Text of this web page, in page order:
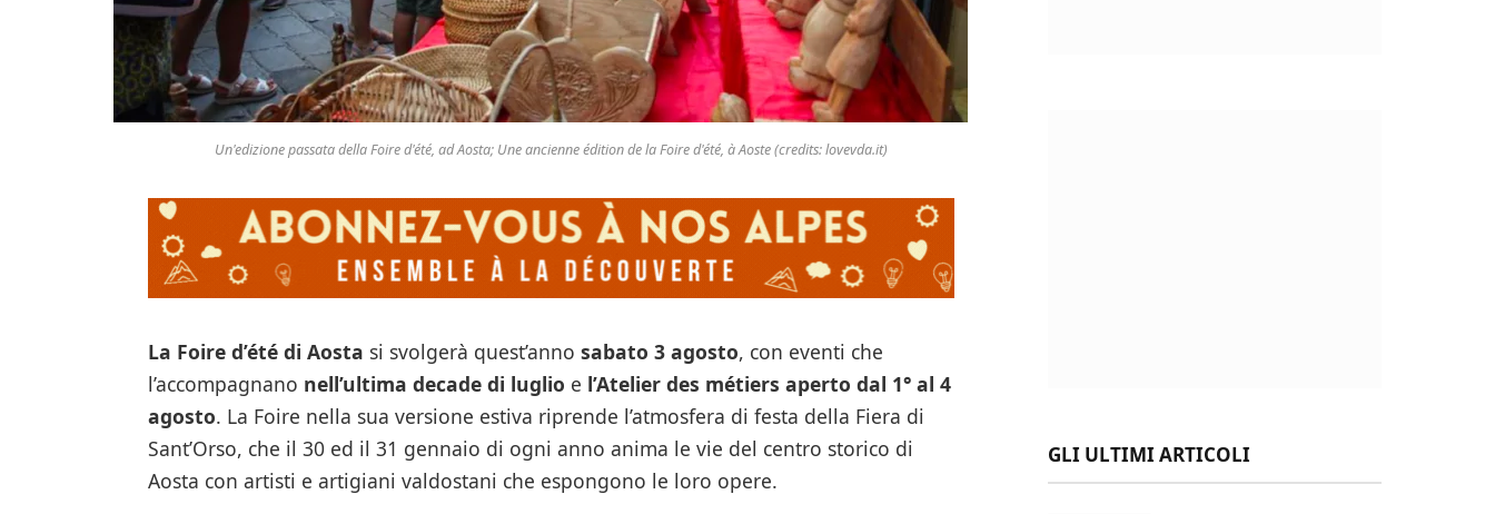
Un'edizione passata della Foire d'été, ad Aosta; Une ancienne édition de la Foire d'été, à Aoste (credits: lovevda.it)
La Foire d’été di Aosta si svolgerà quest’anno sabato 3 agosto, con eventi che
l’accompagnano nell’ultima decade di luglio e l’Atelier des métiers aperto dal 1° al 4
agosto. La Foire nella sua versione estiva riprende l’atmosfera di festa della Fiera di
Sant’Orso, che il 30 ed il 31 gennaio di ogni anno anima le vie del centro storico di
Aosta con artisti e artigiani valdostani che espongono le loro opere.
GLI ULTIMI ARTICOLI